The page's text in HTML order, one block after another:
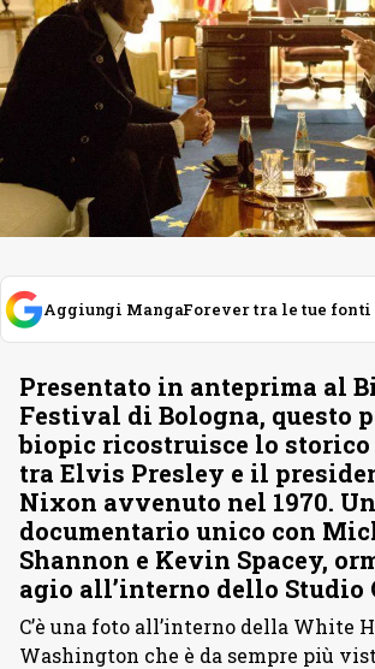
Aggiungi MangaForever tra le tue fonti
Presentato in anteprima al
Festival di Bologna, questo
biopic ricostruisce lo
tra Elvis Presley e il
Nixon avvenuto nel 1970. Un
documentario unico con
Shannon e Kevin Spacey,
agio all’interno dello Studio
C’è una foto all’interno della White
Washington che è da sempre più